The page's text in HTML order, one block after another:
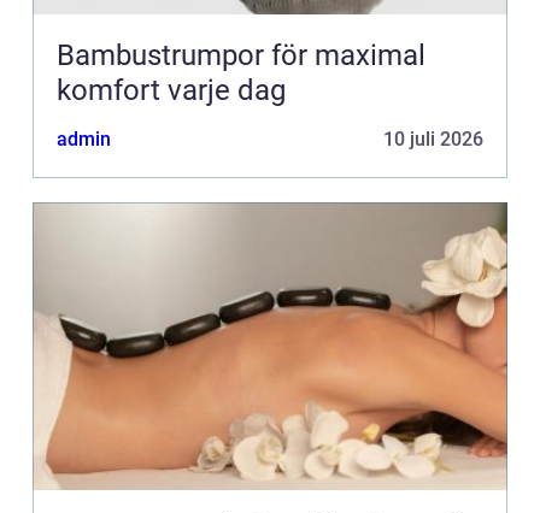
Bambustrumpor för maximal
komfort varje dag
admin 10 juli 2026